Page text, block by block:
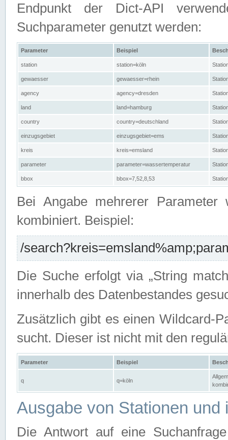
Endpunkt der Dict-API
Suchparameter genutzt werden:
Parameter Beispiel
station station=köln
gewaesser gewaesser=rhein
agency agency=dresden
land land=hamburg
country country=deutschland
einzugsgebiet einzugsgebiet=ems
kreis kreis=emsland
parameter parameter=wassertemperatur
bbox bbox=7,52,8,53
Bei Angabe mehrerer Parameter
kombiniert. Beispiel:
/
Die Suche erfolgt via „String
innerhalb des Datenbestandes
Zusätzlich gibt es einen Wildcard-
sucht. Dieser ist nicht mit den
Parameter Beispiel
q q=köln
Ausgabe von Stationen und
Die Antwort auf eine